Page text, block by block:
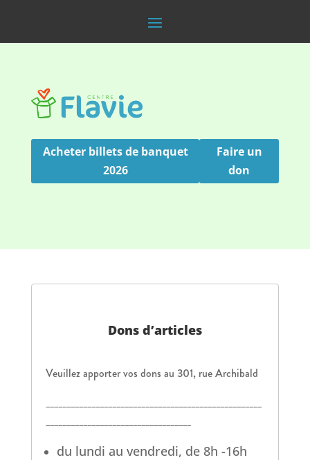
Acheter billets de banquet
2026
Faire un
don
Dons d’articles
Veuillez apporter vos dons au 301, rue Archibald
____________________________________________________
___________________________________
du lundi au vendredi, de 8h -16h